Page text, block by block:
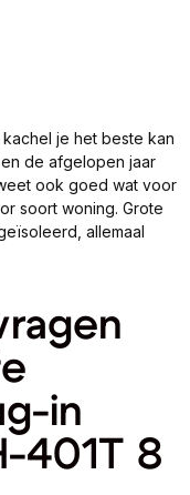
je het beste kan
de afgelopen jaar
ook goed wat voor
soort woning. Grote
allemaal
in
401T 8